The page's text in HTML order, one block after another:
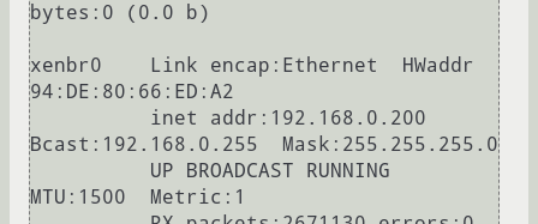
bytes:0 (0.0 b)
xenbr0    Link encap:Ethernet  HWaddr
94:DE:80:66:ED:A2
Bcast:192.168.0.255  Mask:255.255.255.0
MTU:1500  Metric:1